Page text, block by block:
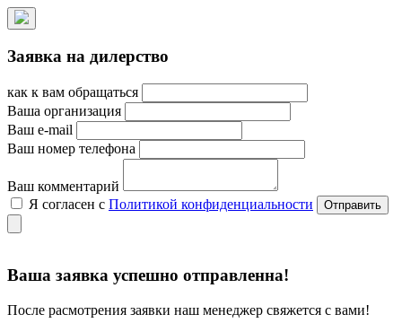
Заявка на дилерство
как к вам обращаться
Ваша организация
Ваш e-mail
Ваш номер телефона
Ваш комментарий
Я согласен с Политикой конфиденциальности
Ваша заявка успешно отправленна!
После расмотрения заявки наш менеджер свяжется с вами!